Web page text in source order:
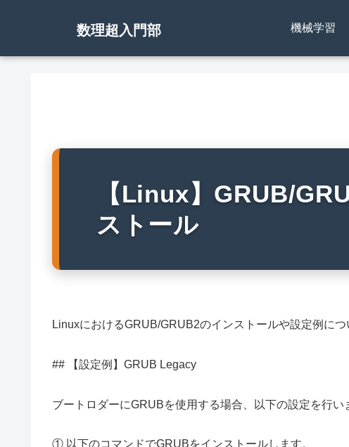
数理超入門部 機械学習
【Linux】GRUB/
ストール
LinuxにおけるGRUB/GRUB2のインストールや設定例につ
## 【設定例】GRUB Legacy
ブートロダーにGRUBを使用する場合、以下の設定を行い
① 以下のコマンドでGRUBをインストールします。